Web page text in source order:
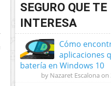
SEGURO QUE TE
INTERESA
Cómo
aplicaciones
batería en Windows 10
by Nazaret Escalona